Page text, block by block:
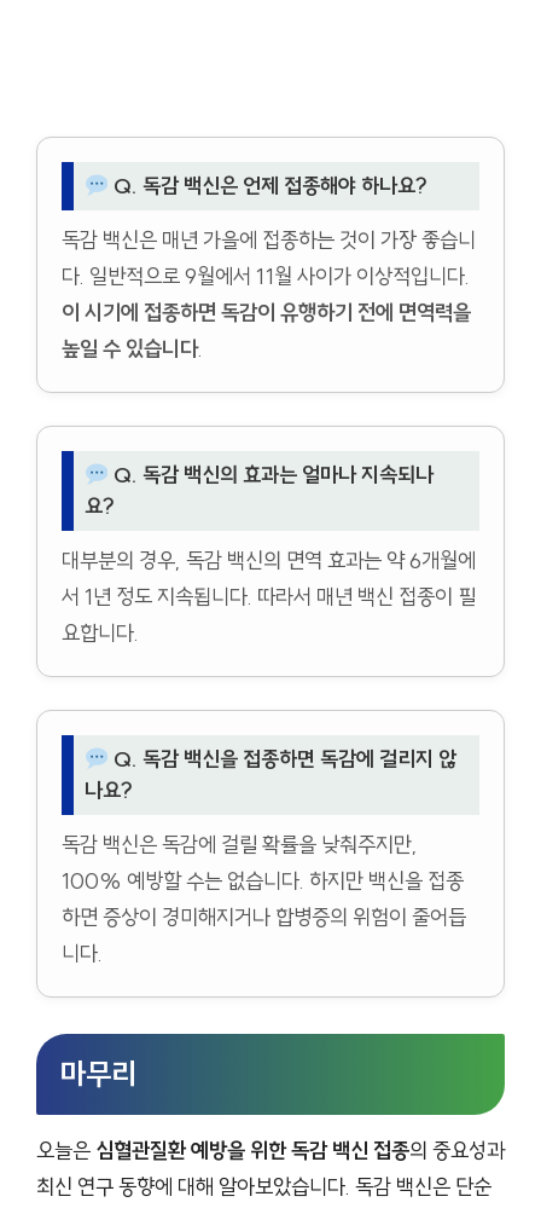
Q. 독감 백신은 언제 접종해야 하나요?
독감 백신은 매년 가을에 접종하는 것이 가장 좋습니
다. 일반적으로 9월에서 11월 사이가 이상적입니다.
이 시기에 접종하면 독감이 유행하기 전에 면역력을
높일 수 있습니다.
Q. 독감 백신의 효과는 얼마나 지속되나
요?
대부분의 경우, 독감 백신의 면역 효과는 약 6개월에
서 1년 정도 지속됩니다. 따라서 매년 백신 접종이 필
요합니다.
Q. 독감 백신을 접종하면 독감에 걸리지 않
나요?
독감 백신은 독감에 걸릴 확률을 낮춰주지만,
100% 예방할 수는 없습니다. 하지만 백신을 접종
하면 증상이 경미해지거나 합병증의 위험이 줄어듭
니다.
마무리
오늘은 심혈관질환 예방을 위한 독감 백신 접종의 중요성과
최신 연구 동향에 대해 알아보았습니다. 독감 백신은 단순